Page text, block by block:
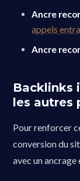
Ancre
appels
Ancre
Backlinks
les autres
Pour renforcer
conversion du
avec un